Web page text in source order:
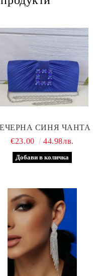
СИНЯ ЧАНТА
€23.00
44.98лв.